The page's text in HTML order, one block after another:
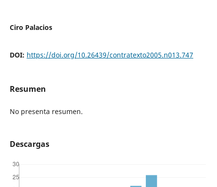
Ciro Palacios
DOI: https://doi.org/10.26439/contratexto2005.n013.747
Resumen
No presenta resumen.
Descargas